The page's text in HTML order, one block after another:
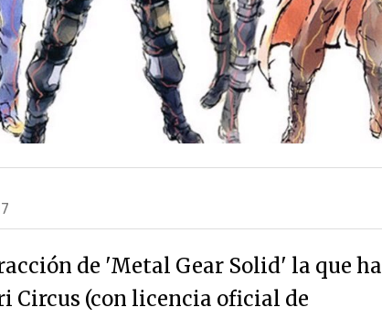
de 'Metal Gear Solid' la que ha
Circus (con licencia oficial de